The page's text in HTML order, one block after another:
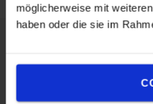
möglicherweise mit
haben oder die sie im